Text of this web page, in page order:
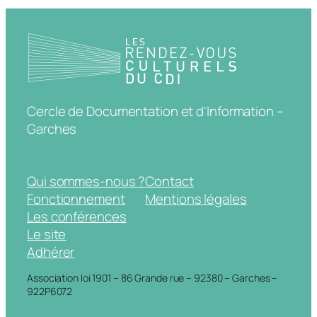
Cercle de Documentation et d'Information –
Garches
Qui sommes-nous ?
Fonctionnement
Les conférences
Le site
Adhérer
Contact
Mentions légales
Association loi 1901 – 86 Grande rue – 92380 – Garches –
922P6072